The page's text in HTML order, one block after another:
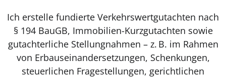
Ich erstelle fundierte Verkehrswertgutachten nach
§ 194 BauGB, Immobilien-Kurzgutachten sowie
gutachterliche Stellungnahmen – z. B. im Rahmen
von Erbauseinandersetzungen, Schenkungen,
steuerlichen Fragestellungen, gerichtlichen